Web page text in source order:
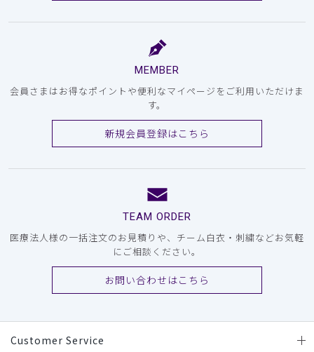
MEMBER
会員さまはお得なポイントや便利なマイページをご利用いただけま
す。
新規会員登録はこちら
TEAM ORDER
医療法人様の一括注文のお見積りや、チーム白衣・刺繍などお気軽
にご相談ください。
お問い合わせはこちら
Customer Service